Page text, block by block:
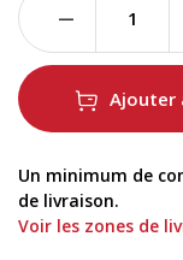
Ajouter
Un minimum de
de livraison.
Voir les zones de